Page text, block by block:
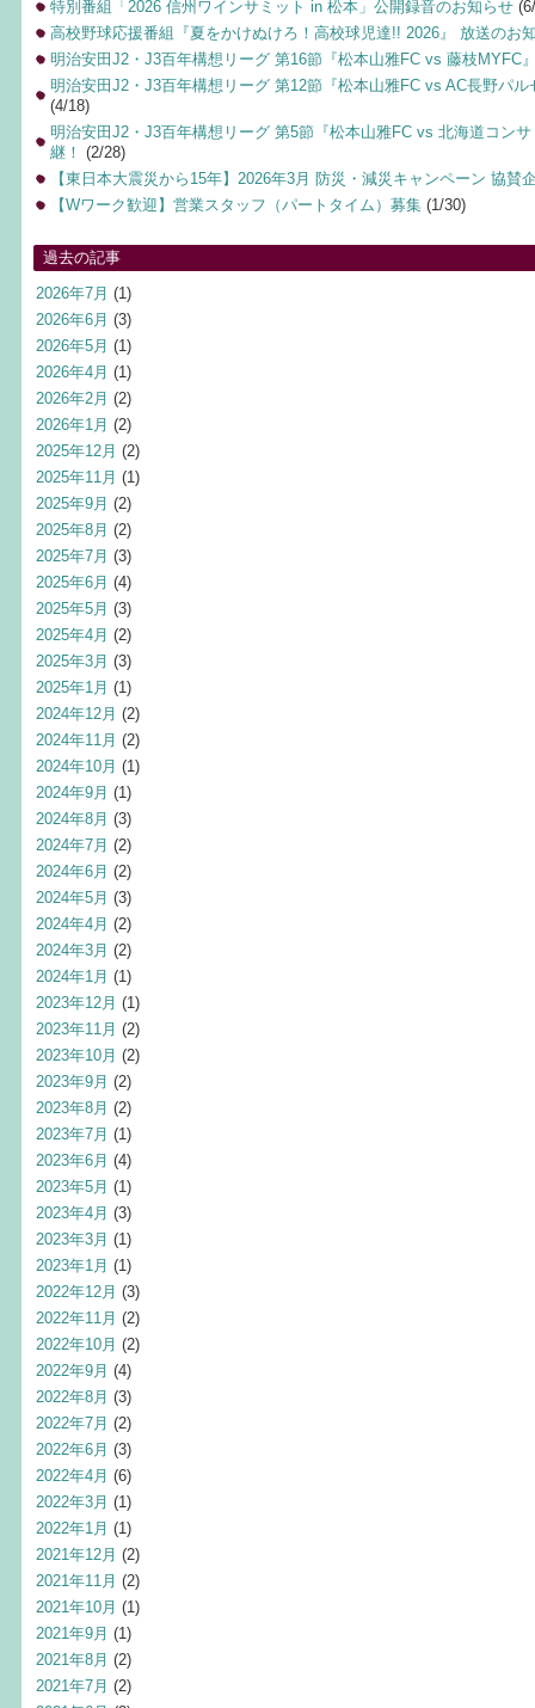
特別番組「2026 信州ワインサミット in 松本」公開録音のお知らせ
高校野球応援番組『夏をかけぬけろ！高校球児達!! 2026』 放送のお
明治安田J2・J3百年構想リーグ 第16節『松本山雅FC vs 藤枝MYFC
明治安田J2・J3百年構想リーグ 第12節『松本山雅FC vs AC長野パ
(4/18)
明治安田J2・J3百年構想リーグ 第5節『松本山雅FC vs 北海道コン
継！ (2/28)
【東日本大震災から15年】2026年3月 防災・減災キャンペーン 協賛
【Wワーク歓迎】営業スタッフ（パートタイム）募集 (1/30)
過去の記事
2026年7月 (1)
2026年6月 (3)
2026年5月 (1)
2026年4月 (1)
2026年2月 (2)
2026年1月 (2)
2025年12月 (2)
2025年11月 (1)
2025年9月 (2)
2025年8月 (2)
2025年7月 (3)
2025年6月 (4)
2025年5月 (3)
2025年4月 (2)
2025年3月 (3)
2025年1月 (1)
2024年12月 (2)
2024年11月 (2)
2024年10月 (1)
2024年9月 (1)
2024年8月 (3)
2024年7月 (2)
2024年6月 (2)
2024年5月 (3)
2024年4月 (2)
2024年3月 (2)
2024年1月 (1)
2023年12月 (1)
2023年11月 (2)
2023年10月 (2)
2023年9月 (2)
2023年8月 (2)
2023年7月 (1)
2023年6月 (4)
2023年5月 (1)
2023年4月 (3)
2023年3月 (1)
2023年1月 (1)
2022年12月 (3)
2022年11月 (2)
2022年10月 (2)
2022年9月 (4)
2022年8月 (3)
2022年7月 (2)
2022年6月 (3)
2022年4月 (6)
2022年3月 (1)
2022年1月 (1)
2021年12月 (2)
2021年11月 (2)
2021年10月 (1)
2021年9月 (1)
2021年8月 (2)
2021年7月 (2)